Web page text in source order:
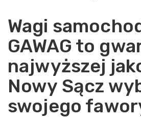
Wagi
GAWAG to
najwyższej
Nowy Sącz
swojego